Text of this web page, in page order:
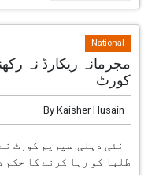
عہدے...
Read More...
مجرمانہ ریکارڈ نہ
By Kaisher Husain